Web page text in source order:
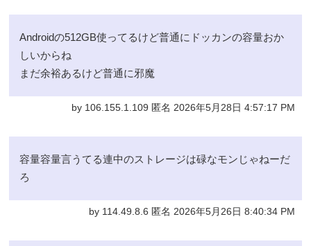
Androidの512GB使ってるけど普通にドッカンの容量おか
しいからね
まだ余裕あるけど普通に邪魔
by 106.155.1.109 匿名 2026年5月28日 4:57:17 PM
容量容量言うてる連中のストレージは碌なモンじゃねーだ
ろ
by 114.49.8.6 匿名 2026年5月26日 8:40:34 PM